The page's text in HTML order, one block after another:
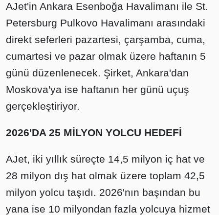
AJet'in Ankara Esenboğa Havalimanı ile St.
Petersburg Pulkovo Havalimanı arasındaki
direkt seferleri pazartesi, çarşamba, cuma,
cumartesi ve pazar olmak üzere haftanın 5
günü düzenlenecek. Şirket, Ankara'dan
Moskova'ya ise haftanın her günü uçuş
gerçekleştiriyor.
2026'DA 25 MİLYON YOLCU HEDEFİ
AJet, iki yıllık süreçte 14,5 milyon iç hat ve
28 milyon dış hat olmak üzere toplam 42,5
milyon yolcu taşıdı. 2026'nın başından bu
yana ise 10 milyondan fazla yolcuya hizmet